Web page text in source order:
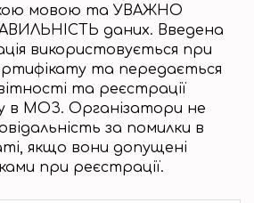
мовою та УВАЖНО
даних. Введена
використовується при
та передається
та реєстрації
в МОЗ. Організатори не
за помилки в
якщо вони допущені
при реєстрації.